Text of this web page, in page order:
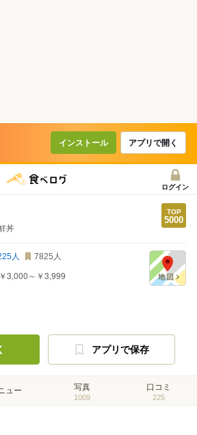
インストール アプリで開く
ログイン
丼
人 7825 人
￥3,000～￥3,999
アプリで保存
ュー 写真
1009
口コミ
225